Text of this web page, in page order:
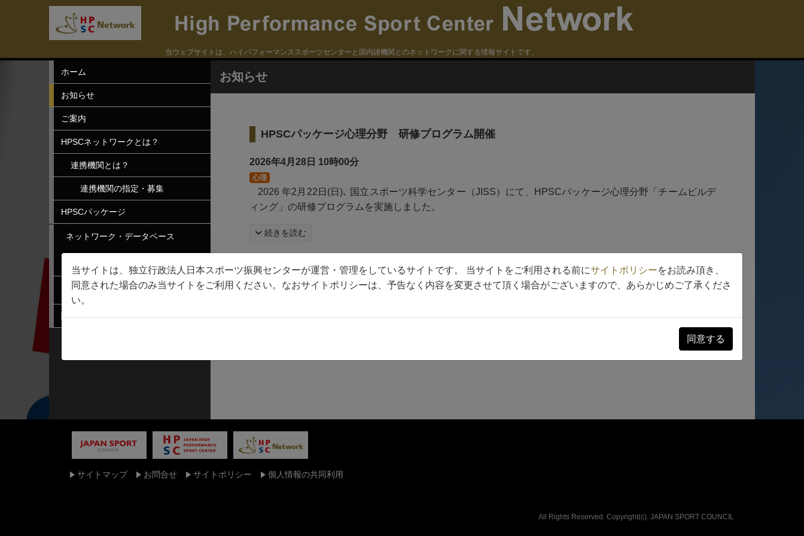
当ウェブサイトは、ハイパフォーマンススポーツセンターと国内諸機関とのネットワークに関する情報サイトです。
ホーム
お知らせ
ご案内
HPSCネットワークとは？
連携機関とは？
連携機関の指定・募集
HPSCパッケージ
ネットワーク・データベース
連携機関検索
関係規程
お知らせ
HPSCパッケージ心理分野 研修プログラム開催
2026年4月28日 10時00分
心理
2026 年2月22日(日)､ 国立スポーツ科学センター（JISS）にて、HPSCパッケージ心理分野「チームビルデ
ィング」の研修プログラムを実施しました。
続きを読む
前へ 一覧へ 次へ
サイトマップ お問合せ サイトポリシー 個人情報の共同利用
All Rights Reserved. Copyright(c). JAPAN SPORT COUNCIL
当サイトは、独立行政法人日本スポーツ振興センターが運営・管理をしているサイトです。 当サイトをご利用される前にサイトポリシーをお読み頂き、
同意された場合のみ当サイトをご利用ください。なおサイトポリシーは、予告なく内容を変更させて頂く場合がございますので、あらかじめご了承くださ
い。
同意する